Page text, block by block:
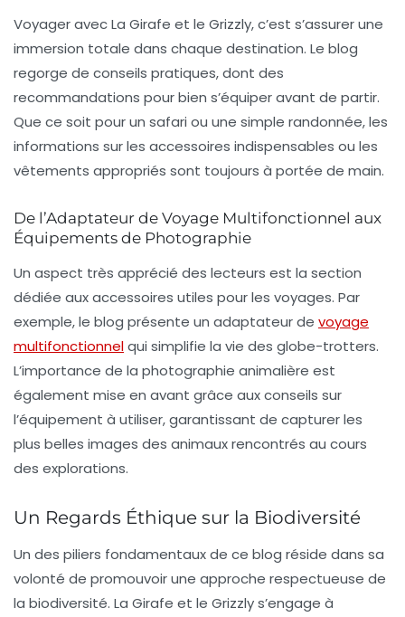
Voyager avec La Girafe et le Grizzly, c’est s’assurer une
immersion totale dans chaque destination. Le blog
regorge de conseils pratiques, dont des
recommandations pour bien s’équiper avant de partir.
Que ce soit pour un safari ou une simple randonnée, les
informations sur les accessoires indispensables ou les
vêtements appropriés sont toujours à portée de main.
De l’Adaptateur de Voyage Multifonctionnel aux
Équipements de Photographie
Un aspect très apprécié des lecteurs est la section
dédiée auxaccessoires utiles pour les voyages. Par
exemple, le blog présente un adaptateur de voyage
multifonctionnelqui simplifie la vie des globe-trotters.
L’importance de la photographie animalière est
également mise en avant grâce aux conseils sur
l’équipement à utiliser, garantissant de capturer les
plus belles images des animaux rencontrés au cours
des explorations.
Un Regards Éthique sur la Biodiversité
Un des piliers fondamentaux de ce blog réside dans sa
volonté de promouvoir une approche respectueuse de
la biodiversité. La Girafe et le Grizzly s’engage à